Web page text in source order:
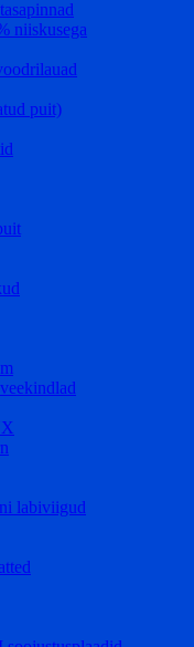
niiskusega
puit)
labiviigud